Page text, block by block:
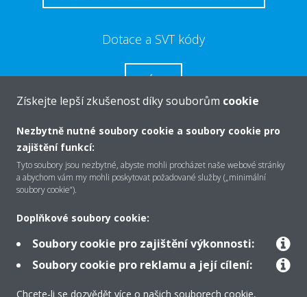
Dotace a SVT kódy
VÍCE
O společnosti Daikin
Řešení
Podpora
Získejte lepší zkušenost díky souborům cookie
Nezbytně nutné soubory cookie a soubory cookie pro
zajištění funkcí:
Tyto soubory jsou nezbytné, abyste mohli procházet naše webové stránky
a abychom vám my mohli poskytovat požadované služby („minimální
soubory cookie“).
Doplňkové soubory cookie:
Soubory cookie pro zajištění výkonnosti:
Soubory cookie pro reklamu a její cílení:
Chcete-li se dozvědět více o našich souborech cookie,